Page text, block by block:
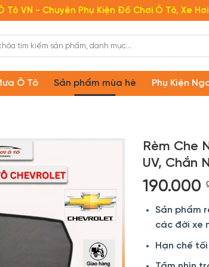
Tô VN - Chuyên Phụ Kiện Đồ Chơi Ô Tô, Xe
Ô Tô Sản phẩm mùa hè Phụ Kiện
Rèm Che
UV, Chắn
190.000
Sản phẩm
các đời xe
Hạn chế